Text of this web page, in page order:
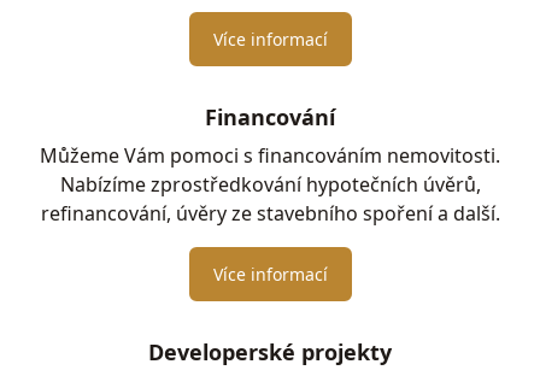
Více informací
Financování
Můžeme Vám pomoci s financováním nemovitosti.
Nabízíme zprostředkování hypotečních úvěrů,
refinancování, úvěry ze stavebního spoření a další.
Více informací
Developerské projekty